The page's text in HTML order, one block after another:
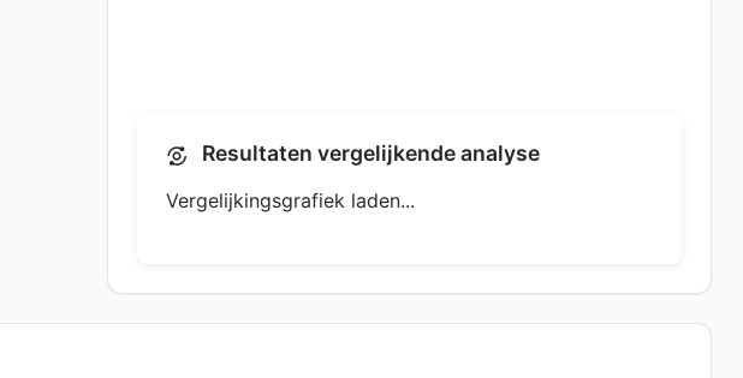
Resultaten vergelijkende analyse
Vergelijkingsgrafiek laden...